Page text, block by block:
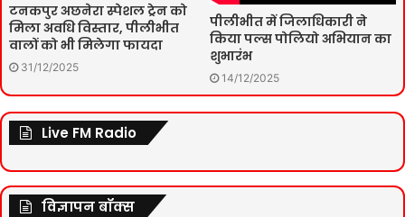
टनकपुर अछनेरा स्पेशल ट्रेन को
मिला अवधि विस्तार, पीलीभीत
वालों को भी मिलेगा फायदा
31/12/2025
पीलीभीत में जिलाधिकारी ने
किया पल्स पोलियो अभियान का
शुभारंभ
14/12/2025
Live FM Radio
विज्ञापन बॉक्स